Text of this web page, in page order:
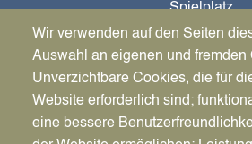
Spielplatz
Becklemer Weg (+
Wir verwenden auf den Seiten
Auswahl an eigenen und fremden
Unverzichtbare Cookies, die für
Website erforderlich sind;
eine bessere